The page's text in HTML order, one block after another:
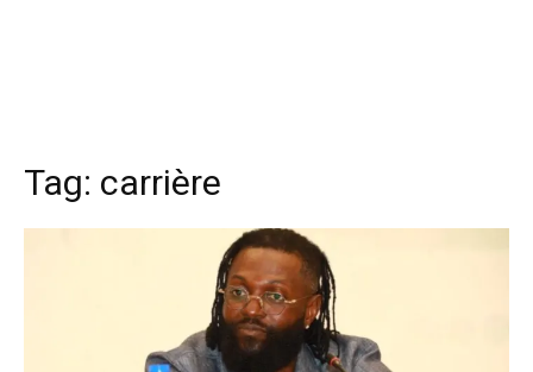
Tag: carrière